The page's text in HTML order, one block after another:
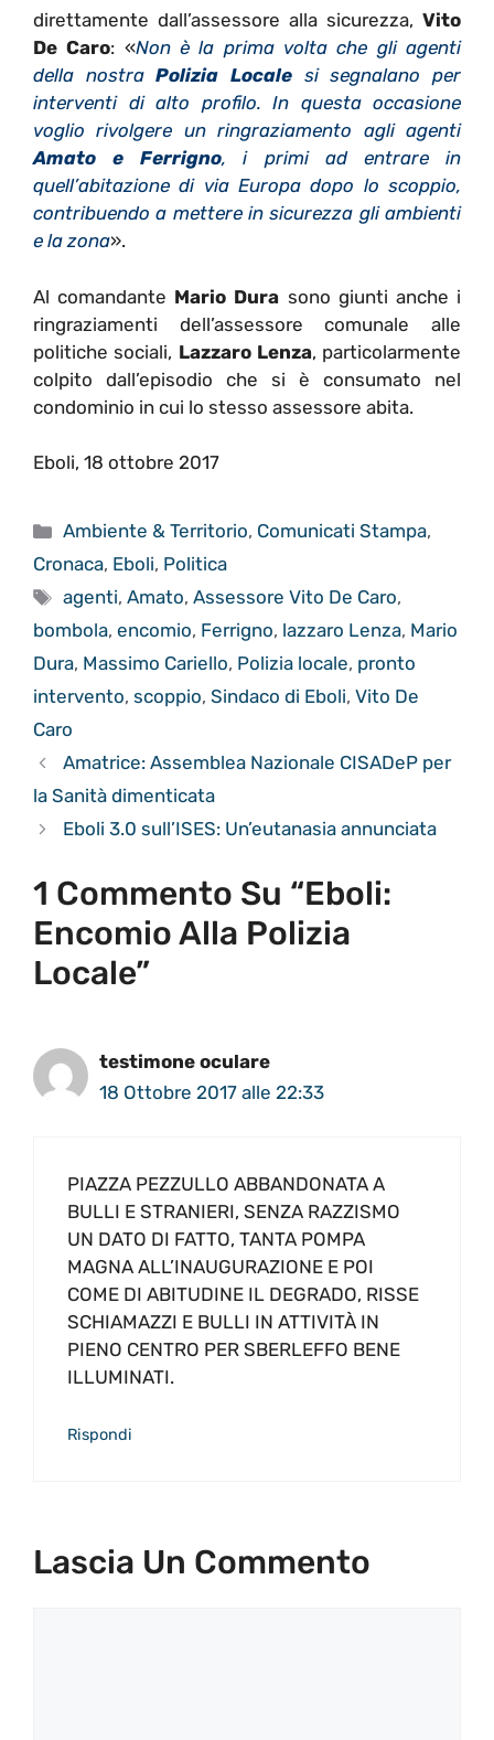
direttamente dall’assessore alla sicurezza, Vito
De Caro: «Non è la prima volta che gli agenti
della nostraPolizia Locale si segnalano per
interventi di alto profilo. In questa occasione
voglio rivolgere un ringraziamento agli agenti
Amato e Ferrigno, i primi ad entrare in
quell’abitazione di via Europa dopo lo scoppio,
contribuendo a mettere in sicurezza gli ambienti
e la zona».
Al comandante Mario Dura sono giunti anche i
ringraziamenti dell’assessore comunale alle
politiche sociali, Lazzaro Lenza, particolarmente
colpito dall’episodio che si è consumato nel
condominio in cui lo stesso assessore abita.
Eboli, 18 ottobre 2017
Categorie
Ambiente & Territorio, Comunicati Stampa,
Cronaca, Eboli, Politica
Tag
agenti,Amato,Assessore Vito De Caro,
bombola, encomio, Ferrigno, lazzaro Lenza, Mario
Dura, Massimo Cariello, Polizia locale, pronto
intervento, scoppio, Sindaco di Eboli, Vito De
Caro
Amatrice: Assemblea Nazionale CISADeP per
la Sanità dimenticata
Eboli 3.0 sull’ISES: Un’eutanasia annunciata
1 Commento Su “Eboli:
Encomio Alla Polizia
Locale”
testimone oculare
18 Ottobre 2017 alle 22:33
PIAZZA PEZZULLO ABBANDONATA A
BULLI E STRANIERI, SENZA RAZZISMO
UN DATO DI FATTO, TANTA POMPA
MAGNA ALL’INAUGURAZIONE E POI
COME DI ABITUDINE IL DEGRADO, RISSE
SCHIAMAZZI E BULLI IN ATTIVITÀ IN
PIENO CENTRO PER SBERLEFFO BENE
ILLUMINATI.
Rispondi
Lascia Un Commento